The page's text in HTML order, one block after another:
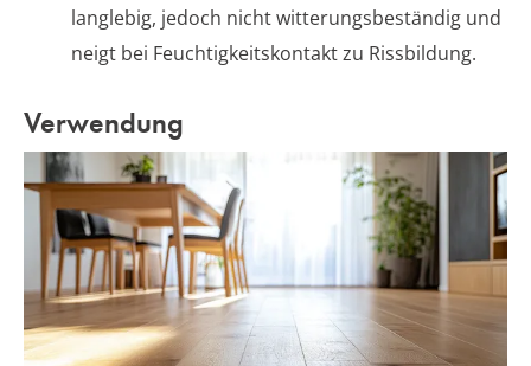
langlebig, jedoch nicht witterungsbeständig und
neigt bei Feuchtigkeitskontakt zu Rissbildung.
Verwendung